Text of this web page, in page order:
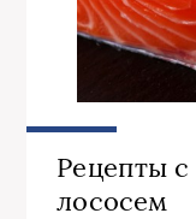
Рецепты
лососем